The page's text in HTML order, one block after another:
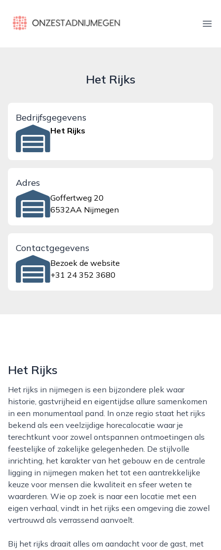
onzestadnijmegen.nl
Het Rijks
Bedrijfsgegevens
Het Rijks
Adres
Goffertweg 20
6532AA Nijmegen
Contactgegevens
Bezoek de website
+31 24 352 3680
Het Rijks
Het rijks in nijmegen is een bijzondere plek waar
historie, gastvrijheid en eigentijdse allure samenkomen
in een monumentaal pand. In onze regio staat het rijks
bekend als een veelzijdige horecalocatie waar je
terechtkunt voor zowel ontspannen ontmoetingen als
feestelijke of zakelijke gelegenheden. De stijlvolle
inrichting, het karakter van het gebouw en de centrale
ligging in nijmegen maken het tot een aantrekkelijke
keuze voor mensen die kwaliteit en sfeer weten te
waarderen. Wie op zoek is naar een locatie met een
eigen verhaal, vindt in het rijks een omgeving die zowel
vertrouwd als verrassend aanvoelt.
Bij het rijks draait alles om aandacht voor de gast, met